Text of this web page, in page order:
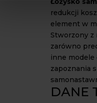
redukcji
element w
Stworzony z
zarówno
inne modele
zapoznania
DANE